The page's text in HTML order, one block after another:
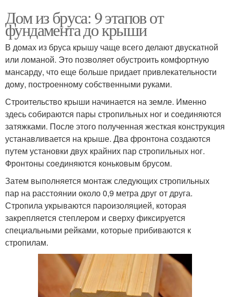
Дом из бруса: 9 этапов от
фундамента до крыши
В домах из бруса крышу чаще всего делают двускатной
или ломаной. Это позволяет обустроить комфортную
мансарду, что еще больше придает привлекательности
дому, построенному собственными руками.
Строительство крыши начинается на земле. Именно
здесь собираются пары стропильных ног и соединяются
затяжками. После этого полученная жесткая конструкция
устанавливается на крыше. Два фронтона создаются
путем установки двух крайних пар стропильных ног.
Фронтоны соединяются коньковым брусом.
Затем выполняется монтаж следующих стропильных
пар на расстоянии около 0,9 метра друг от друга.
Стропила укрываются пароизоляцией, которая
закрепляется степлером и сверху фиксируется
специальными рейками, которые прибиваются к
стропилам.